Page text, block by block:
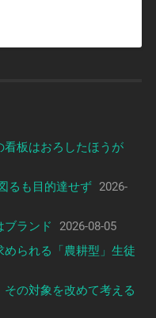
看板はおろしたほうが
るも目的達せず 2026-
ブランド
2026-08-05
られる「農耕型」生徒
の対象を改めて考える